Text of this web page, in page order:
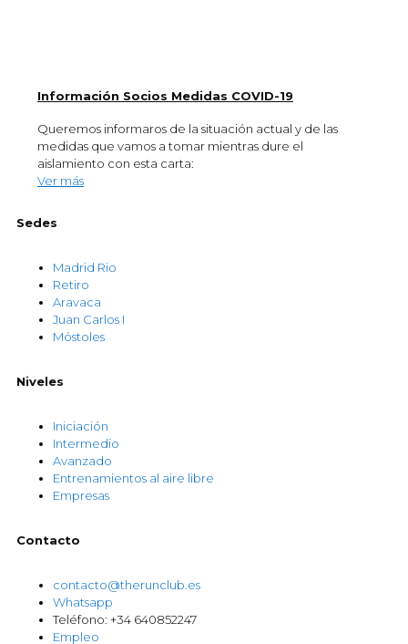
Información Socios Medidas COVID-19
Queremos informaros de la situación actual y de las
medidas que vamos a tomar mientras dure el
aislamiento con esta carta:
Ver más
Sedes
Madrid Rio
Retiro
Aravaca
Juan Carlos I
Móstoles
Niveles
Iniciación
Intermedio
Avanzado
Entrenamientos al aire libre
Empresas
Contacto
contacto@therunclub.es
Whatsapp
Teléfono: +34 640852247
Empleo